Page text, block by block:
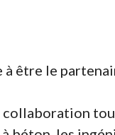
à être le
collaboration